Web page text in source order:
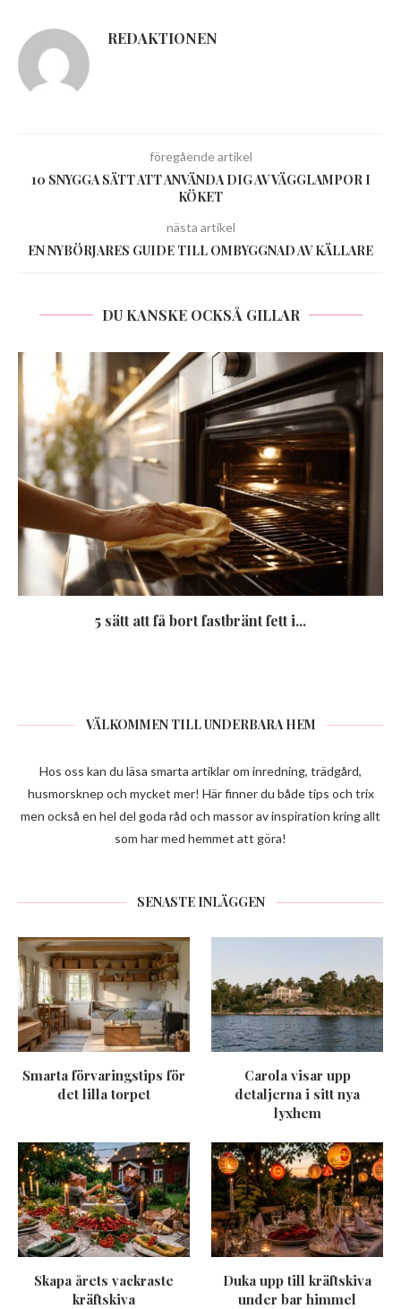
REDAKTIONEN
föregående artikel
10 SNYGGA SÄTT ATT ANVÄNDA DIG AV VÄGGLAMPOR I
KÖKET
nästa artikel
EN NYBÖRJARES GUIDE TILL OMBYGGNAD AV KÄLLARE
DU KANSKE OCKSÅ GILLAR
5 sätt att få bort fastbränt fett i...
VÄLKOMMEN TILL UNDERBARA HEM
Hos oss kan du läsa smarta artiklar om inredning, trädgård,
husmorsknep och mycket mer! Här finner du både tips och trix
men också en hel del goda råd och massor av inspiration kring allt
som har med hemmet att göra!
SENASTE INLÄGGEN
Smarta förvaringstips för
det lilla torpet
Carola visar upp
detaljerna i sitt nya
lyxhem
Skapa årets vackraste
kräftskiva
Duka upp till kräftskiva
under bar himmel